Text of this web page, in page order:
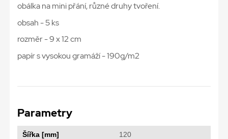
obálka na mini přání, různé druhy tvoření.
obsah - 5 ks
rozměr - 9 x 12 cm
papír s vysokou gramáží - 190g/m2
Parametry
Šířka [mm] 120